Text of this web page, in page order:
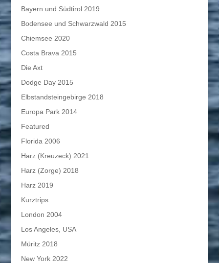
Bayern und Südtirol 2019
Bodensee und Schwarzwald 2015
Chiemsee 2020
Costa Brava 2015
Die Axt
Dodge Day 2015
Elbstandsteingebirge 2018
Europa Park 2014
Featured
Florida 2006
Harz (Kreuzeck) 2021
Harz (Zorge) 2018
Harz 2019
Kurztrips
London 2004
Los Angeles, USA
Müritz 2018
New York 2022